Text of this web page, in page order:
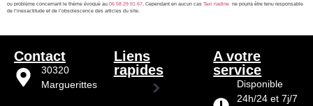
ou problème concernant le thème évoqué au 06 58 29 91 67 . Cependant en aucun cas Taxi nadine ne pourra être tenu responsable
de l’inexactitude et de l’obsolescence des articles du site.
Contact
30320
Marguerittes
Liens
rapides
A votre
service
Disponible
24h/24 et 7j/7